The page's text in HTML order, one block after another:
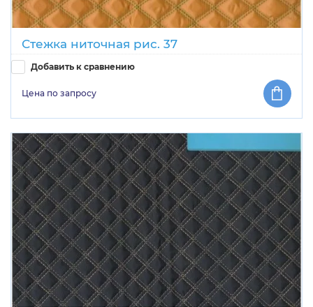
Стежка ниточная рис. 37
Добавить к сравнению
Цена по запросу